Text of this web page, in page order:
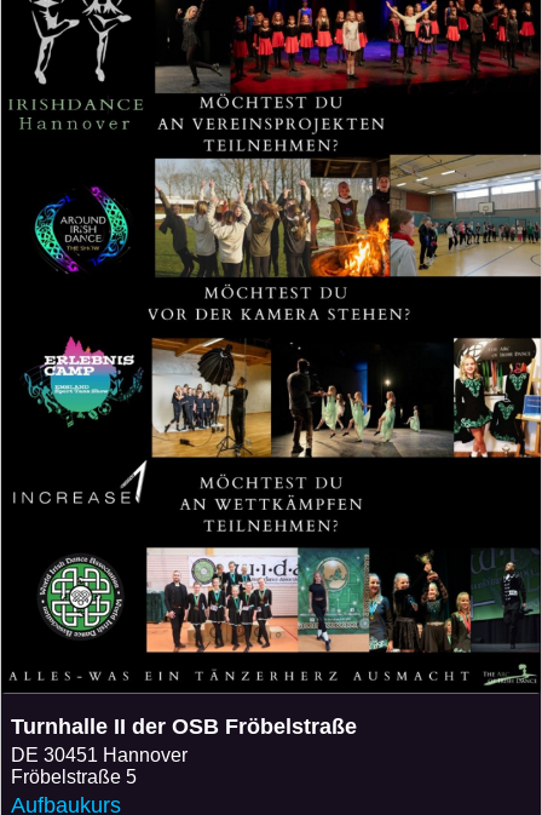
Turnhalle II der OSB Fröbelstraße
DE 30451 Hannover
Fröbelstraße 5
Aufbaukurs